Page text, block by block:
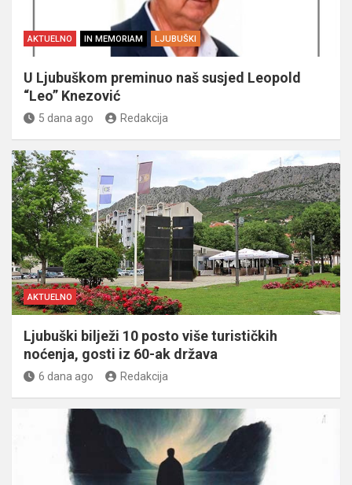
AKTUELNO IN MEMORIAM LJUBUŠKI
U Ljubuškom preminuo naš susjed Leopold
“Leo” Knezović
5 dana ago Redakcija
AKTUELNO
Ljubuški bilježi 10 posto više turističkih
noćenja, gosti iz 60-ak država
6 dana ago Redakcija